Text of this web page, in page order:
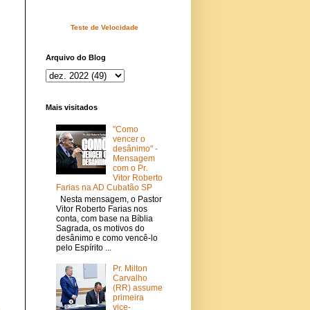
Teste de Velocidade
Arquivo do Blog
Mais visitados
"Como
vencer o
desânimo" -
Mensagem
com o Pr.
Vitor Roberto
Farias na AD Cubatão SP
Nesta mensagem, o Pastor
Vitor Roberto Farias nos
conta, com base na Bíblia
Sagrada, os motivos do
desânimo e como vencê-lo
pelo Espírito ...
Pr. Milton
Carvalho
(RR) assume
primeira
vice-